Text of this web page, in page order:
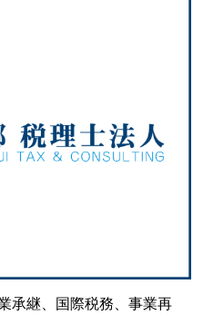
承継、国際税務、事業再